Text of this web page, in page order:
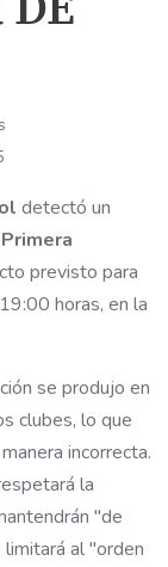
detectó un
previsto para
horas, en la
se produjo en
clubes, lo que
incorrecta.
la
"de
al "orden